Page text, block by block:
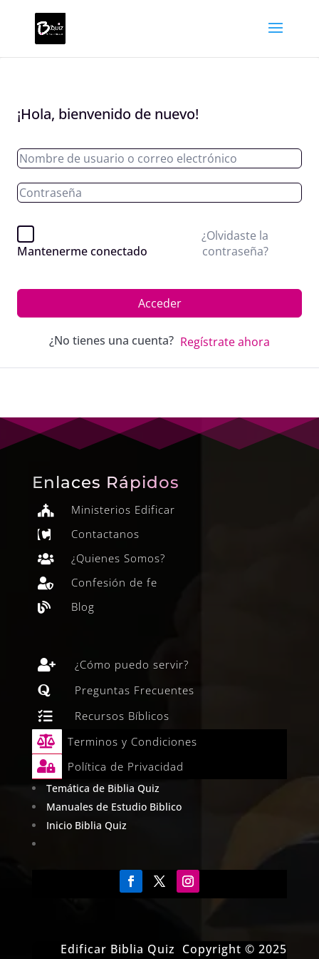
¡Hola, bienvenido de nuevo!
Mantenerme conectado
¿Olvidaste la
contraseña?
Acceder
¿No tienes una cuenta? Regístrate ahora
Enlaces Rápidos
 Ministerios Edificar
 Contactanos
 ¿Quienes Somos?
 Confesión de fe
 Blog
 ¿Cómo puedo servir?
 Preguntas Frecuentes
 Recursos Bíblicos
 Terminos y Condiciones
 Política de Privacidad
Temática de Biblia Quiz
Manuales de Estudio Biblico
Inicio Biblia Quiz
Edificar Biblia Quiz Copyright © 2025